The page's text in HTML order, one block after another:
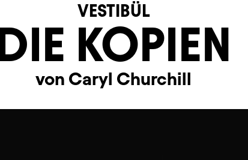
KOPIEN
VESTIBÜL
von Caryl Churchill